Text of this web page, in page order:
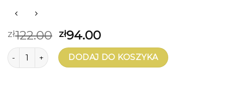
zł122.00 zł94.00
ilość kolczyki koła z zawieszkąDODAJ DO KOSZYKA